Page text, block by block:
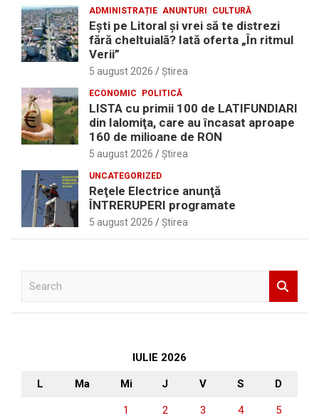
ADMINISTRAȚIE ANUNTURI CULTURĂ
Eşti pe Litoral şi vrei să te distrezi
fără cheltuială? Iată oferta „În ritmul
Verii”
5 august 2026 Ştirea
ECONOMIC POLITICĂ
LISTA cu primii 100 de LATIFUNDIARI
din Ialomiţa, care au încasat aproape
160 de milioane de RON
5 august 2026 Ştirea
UNCATEGORIZED
Reţele Electrice anunţă
ÎNTRERUPERI programate
5 august 2026 Ştirea
IULIE 2026
L Ma Mi J V S D
1 2 3 4 5